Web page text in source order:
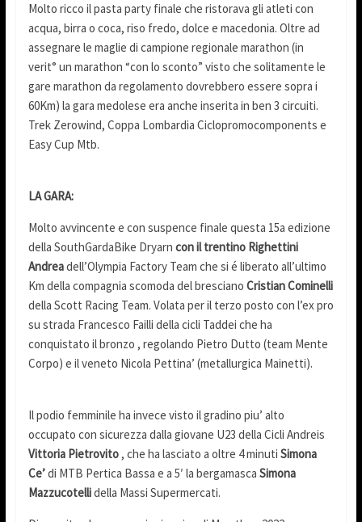
Molto ricco il pasta party finale che ristorava gli atleti con
acqua, birra o coca, riso fredo, dolce e macedonia. Oltre ad
assegnare le maglie di campione regionale marathon (in
verit° un marathon “con lo sconto” visto che solitamente le
gare marathon da regolamento dovrebbero essere sopra i
60Km) la gara medolese era anche inserita in ben 3 circuiti.
Trek Zerowind, Coppa Lombardia Ciclopromocomponents e
Easy Cup Mtb.
LA GARA:
Molto avvincente e con suspence finale questa 15a edizione
della SouthGardaBike Dryarn con il trentino Righettini
Andreadell’Olympia Factory Team che si é liberato all’ultimo
Km della compagnia scomoda del bresciano Cristian Cominelli
della Scott Racing Team. Volata per il terzo posto con l’ex pro
su strada Francesco Failli della cicli Taddei che ha
conquistato il bronzo , regolando Pietro Dutto (team Mente
Corpo) e il veneto Nicola Pettina’ (metallurgica Mainetti).
Il podio femminile ha invece visto il gradino piu’ alto
occupato con sicurezza dalla giovane U23 della Cicli Andreis
Vittoria Pietrovito, che ha lasciato a oltre 4 minuti Simona
Ce’di MTB Pertica Bassa e a 5′ la bergamasca Simona
Mazzucotellidella Massi Supermercati.